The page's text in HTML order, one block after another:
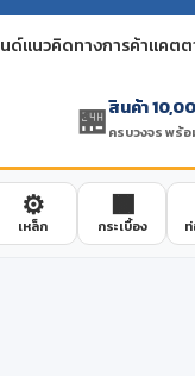
ด์แนวคิดทางการค้าแคต
🏪สินค้า
ครบวงจร พร้
⚙️
เหล็ก
🟫
กระเบื้อง